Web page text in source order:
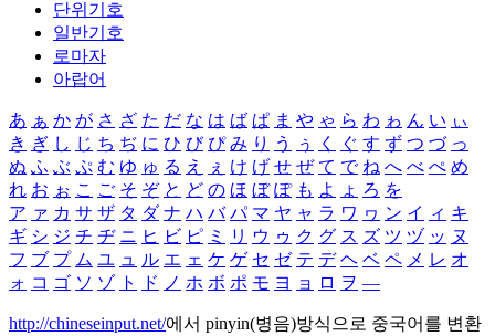
단위기호
일반기호
로마자
아랍어
あ ぁ か が さ ざ た だ な は ば ぱ ま や ゃ ら わ ゎ ん い ぃ
き ぎ し じ ち ぢ に ひ び ぴ み り う ぅ く ぐ す ず つ づ っ
ぬ ふ ぶ ぷ む ゆ ゅ る え ぇ け げ せ ぜ て で ね へ べ ぺ め
れ お ぉ こ ご そ ぞ と ど の ほ ぼ ぽ も よ ょ ろ を
ア ァ カ サ ザ タ ダ ナ ハ バ パ マ ヤ ャ ラ ワ ヮ ン イ ィ キ
ギ シ ジ チ ヂ ニ ヒ ビ ピ ミ リ ウ ゥ ク グ ス ズ ツ ヅ ッ ヌ
フ ブ プ ム ユ ュ ル エ ェ ケ ゲ セ ゼ テ デ ヘ ベ ペ メ レ オ
ォ コ ゴ ソ ゾ ト ド ノ ホ ボ ポ モ ヨ ョ ロ ヲ ―
http://chineseinput.net/에서 pinyin(병음)방식으로 중국어를 변환